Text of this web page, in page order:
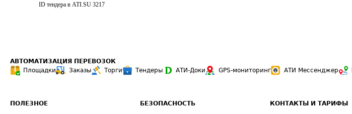
ID тендера в ATI.SU 3217
АВТОМАТИЗАЦИЯ ПЕРЕВОЗОК
Площадки
Заказы Торги Тендеры АТИ-Доки GPS-мониторинг АТИ Мессенджер
ПОЛЕЗНОЕ БЕЗОПАСНОСТЬ КОНТАКТЫ И ТАРИФЫ